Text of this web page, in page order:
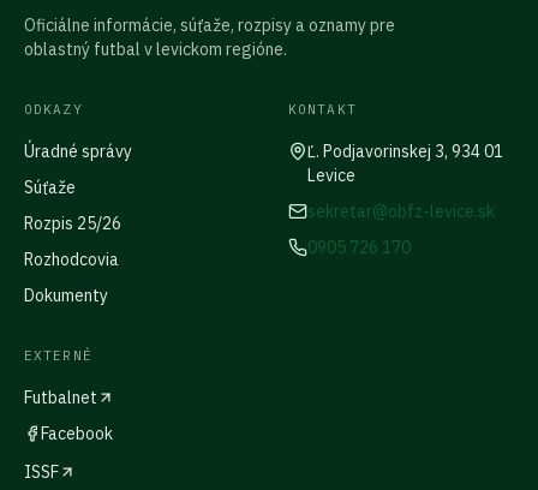
Oficiálne informácie, súťaže, rozpisy a oznamy pre
oblastný futbal v levickom regióne.
ODKAZY
Úradné správy
Súťaže
Rozpis 25/26
Rozhodcovia
Dokumenty
KONTAKT
Ľ. Podjavorinskej 3, 934 01
Levice
sekretar@obfz-levice.sk
0905 726 170
EXTERNÉ
Futbalnet
Facebook
ISSF